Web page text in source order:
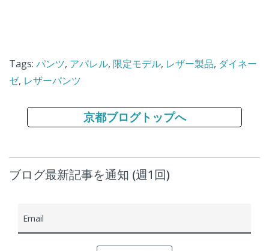
Tags: パンツ, アパレル, 限定モデル, レザー製品, ダイネー
ゼ, レザーパンツ
京都ブログトップへ
ブログ最新記事を通知 (週1回)
Email